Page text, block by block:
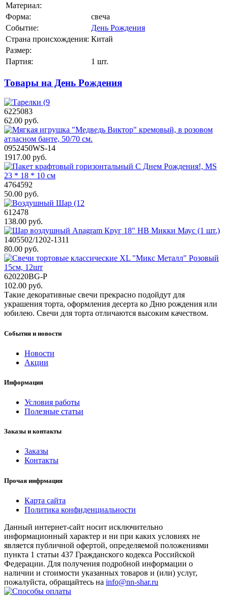
Материал:
Форма:
свеча
Событие:
День Рождения
Страна происхождения: Китай
Размер:
Партия:
1 шт.
Товары на День Рождения
6225083
62.00 руб.
0952450WS-14
1917.00 руб.
4764592
50.00 руб.
612478
138.00 руб.
1405502/1202-1311
80.00 руб.
620220BG-P
102.00 руб.
Такие декоративные свечи прекрасно подойдут для
украшения торта, оформления десерта ко Дню рождения или
юбилею. Свечи для торта отличаются высоким качеством.
События и новости
Новости
Акции
Информация
Условия работы
Полезные статьи
Заказы и контакты
Заказы
Контакты
Прочая инфрмация
Карта сайта
Политика конфиденциальности
Данный интернет-сайт носит исключительно
информационный характер и ни при каких условиях не
является публичной офертой, определяемой положениями
пункта 1 статьи 437 Гражданского кодекса Российской
Федерации. Для получения подробной информации о
наличии и стоимости указанных товаров и (или) услуг,
пожалуйста, обращайтесь на info@nn-shar.ru